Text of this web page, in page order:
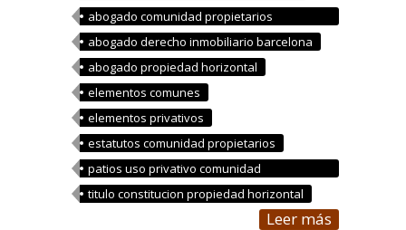
abogado comunidad propietarios
barcelona
abogado derecho inmobiliario barcelona
abogado propiedad horizontal
elementos comunes
elementos privativos
estatutos comunidad propietarios
patios uso privativo comunidad
propietarios
titulo constitucion propiedad horizontal
Leer más